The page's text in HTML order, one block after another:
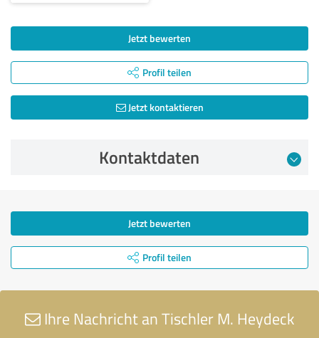
Jetzt bewerten
Profil teilen
Jetzt kontaktieren
Kontaktdaten
Jetzt bewerten
Profil teilen
Ihre Nachricht an Tischler M. Heydeck